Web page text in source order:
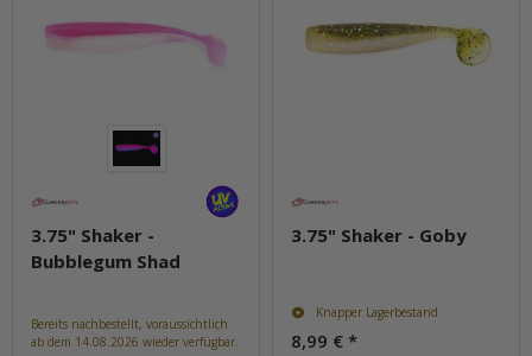
3.75" Shaker -
Bubblegum Shad
Bereits nachbestellt, voraussichtlich
ab dem 14.08.2026 wieder verfügbar.
3.75" Shaker - Goby
Knapper Lagerbestand
8,99 € *